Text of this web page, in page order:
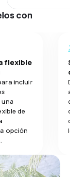
con
flexible
incluir
de
opción